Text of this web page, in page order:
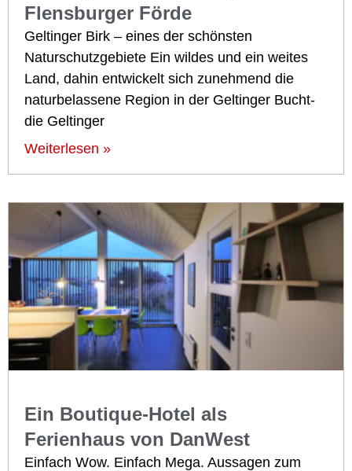
Flensburger Förde
Geltinger Birk – eines der schönsten
Naturschutzgebiete Ein wildes und ein weites
Land, dahin entwickelt sich zunehmend die
naturbelassene Region in der Geltinger Bucht-
die Geltinger
Weiterlesen »
Ein Boutique-Hotel als
Ferienhaus von DanWest
Einfach Wow. Einfach Mega. Aussagen zum